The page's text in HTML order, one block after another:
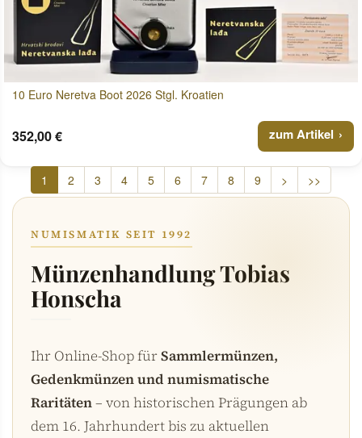
10 Euro Neretva Boot 2026 Stgl. Kroatien
352,00 € zum Artikel
1 2 3 4 5 6 7 8 9 > >>
NUMISMATIK SEIT 1992
Münzenhandlung Tobias
Honscha
Ihr Online-Shop fürSammlermünzen,
Gedenkmünzen und numismatische
Raritäten– von historischen Prägungen ab
dem 16. Jahrhundert bis zu aktuellen